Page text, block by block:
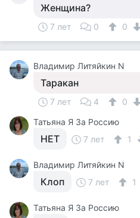
Женщина?
7 лет 0 0
Владимир Литяйкин N
Таракан
7 лет 4
0
Татьяна Я За Россию
НЕТ 7 лет 1
Владимир Литяйкин N
Клоп 7 лет 1
Татьяна Я За Россию